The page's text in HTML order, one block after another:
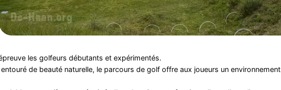
les golfeurs débutants et expérimentés.
de beauté naturelle, le parcours de golf offre aux joueurs un environnement